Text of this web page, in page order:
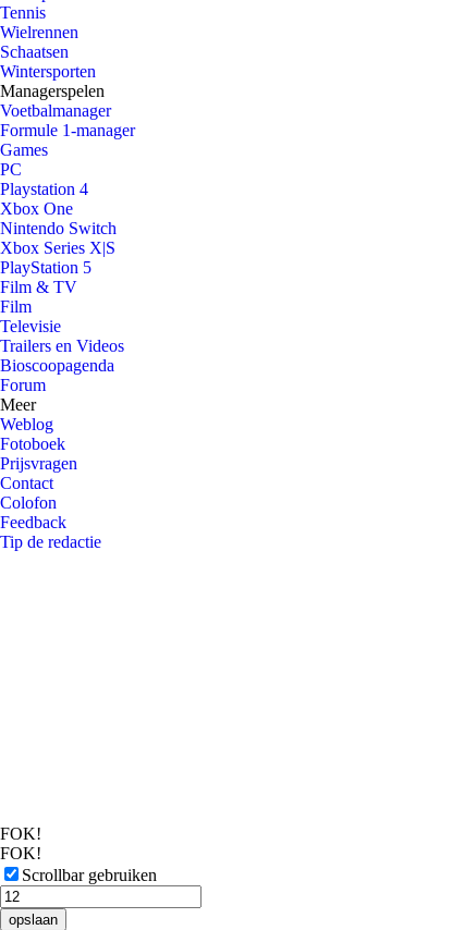
Tennis
Wielrennen
Schaatsen
Wintersporten
Managerspelen
Voetbalmanager
Formule 1-manager
Games
PC
Playstation 4
Xbox One
Nintendo Switch
Xbox Series X|S
PlayStation 5
Film & TV
Film
Televisie
Trailers en Videos
Bioscoopagenda
Forum
Meer
Weblog
Fotoboek
Prijsvragen
Contact
Colofon
Feedback
Tip de redactie
FOK!
FOK!
Scrollbar gebruiken
opslaan